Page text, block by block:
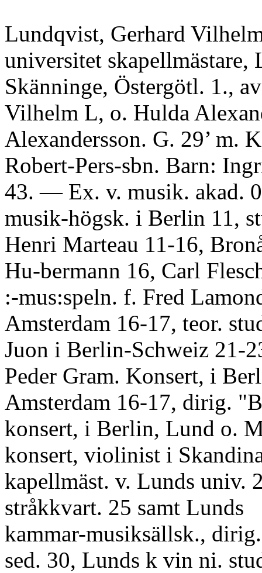
Lundqvist, Gerhard
universitet
Skänninge, Östergötl. 1.,
Vilhelm L, o. Hulda
Alexandersson. G. 29’ m.
Robert-Pers-sbn. Barn:
43. — Ex. v. musik. akad.
musik-högsk. i Berlin 11,
Henri Marteau 11-16,
Hu-bermann 16, Carl
:-mus:speln. f. Fred
Amsterdam 16-17, teor.
Juon i Berlin-Schweiz 21-
Peder Gram. Konsert, i
Amsterdam 16-17, dirig.
konsert, i Berlin, Lund o.
konsert, violinist i
kapellmäst. v. Lunds univ.
stråkkvart. 25 samt Lunds
kammar-musiksällsk.,
sed. 30, Lunds k vin ni.